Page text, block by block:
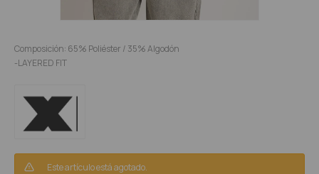
Composición: 65% Poliéster / 35% Algodón
-LAYERED FIT
Este artículo está agotado.